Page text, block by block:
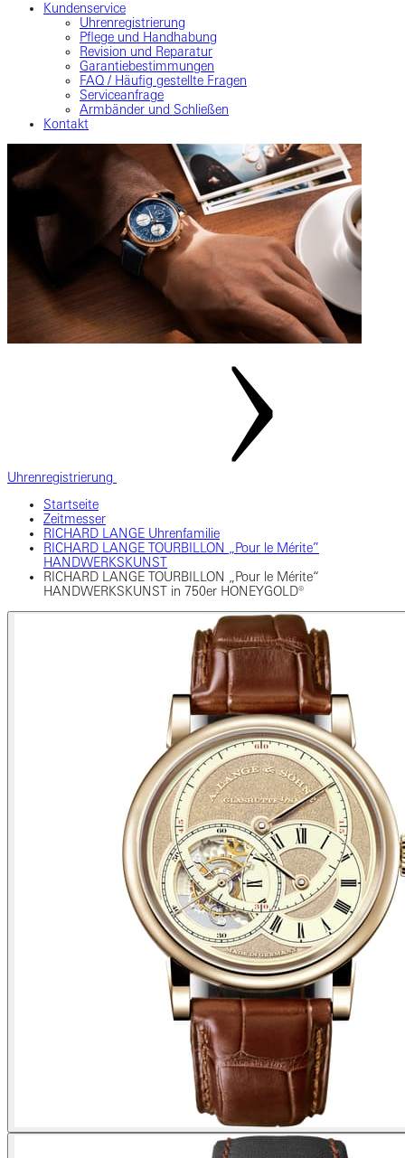
Kundenservice
Uhrenregistrierung
Pflege und Handhabung
Revision und Reparatur
Garantiebestimmungen
FAQ / Häufig gestellte Fragen
Serviceanfrage
Armbänder und Schließen
Kontakt
Uhrenregistrierung
Startseite
Zeitmesser
RICHARD LANGE Uhrenfamilie
RICHARD LANGE TOURBILLON „Pour le Mérite”
HANDWERKSKUNST
RICHARD LANGE TOURBILLON „Pour le Mérite“
HANDWERKSKUNST in 750er HONEYGOLD®